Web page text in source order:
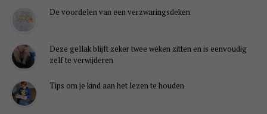
De voordelen van een verzwaringsdeken
Deze gellak blijft zeker twee weken zitten en is eenvoudig
zelf te verwijderen
Tips om je kind aan het lezen te houden